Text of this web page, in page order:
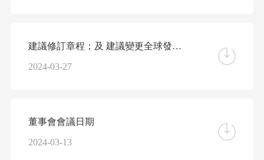
建議修訂章程；及 建議變更全球發售所得款項用途
2024-03-27
董事會會議日期
2024-03-13